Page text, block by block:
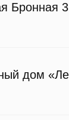
Бронная
дом